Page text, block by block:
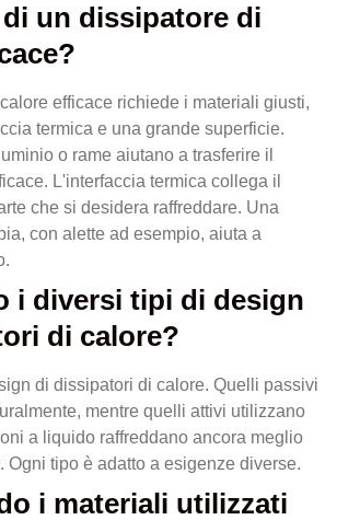
un dissipatore di
efficace richiede i materiali giusti,
termica e una grande superficie.
o rame aiutano a trasferire il
L'interfaccia termica collega il
che si desidera raffreddare. Una
con alette ad esempio, aiuta a
i diversi tipi di design
di calore?
di dissipatori di calore. Quelli passivi
mentre quelli attivi utilizzano
a liquido raffreddano ancora meglio
Ogni tipo è adatto a esigenze diverse.
i materiali utilizzati